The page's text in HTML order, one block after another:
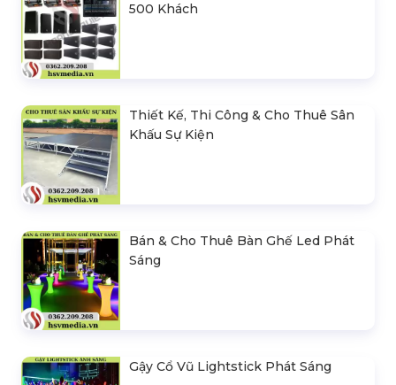
500 Khách
Thiết Kế, Thi Công & Cho Thuê Sân
Khấu Sự Kiện
Bán & Cho Thuê Bàn Ghế Led Phát
Sáng
Gậy Cổ Vũ Lightstick Phát Sáng